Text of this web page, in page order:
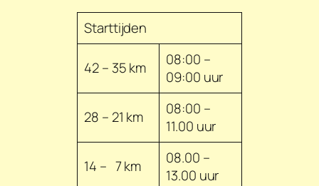
Starttijden
42 – 35 km
08:00 –
09:00 uur
28 – 21 km
08:00 –
11.00 uur
14 – 7 km
08.00 –
13.00 uur